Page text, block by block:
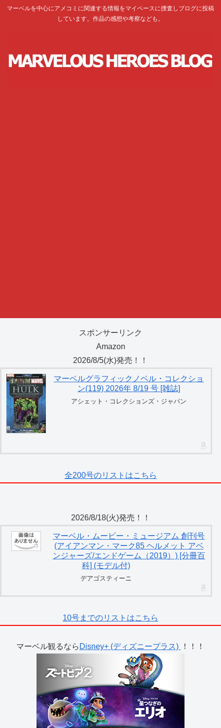
マーベルを中心にアメコミに関連する情報をマイペースに捜査しブログに投稿
しています。作品の感想や考察なども。
スポンサーリンク
Amazon
2026/8/5(水)発売！！
マーベルグラフィックノベル・コレクショ
ン(119) 2026年 8/19 号 [雑誌]
アシェット・コレクションズ・ジャパン
全200号のリストはこちら
2026/8/18(火)発売！！
マーベル・ムービー・ミュージアム 創刊号
(アイアンマン・マーク85 ヘルメット アベ
ンジャーズ/エンドゲーム（2019）) [分冊百
科] (モデル付)
デアゴスティーニ
10号までのリストはこちら
マーベル観るなら Disney+ (ディズニープラス) ！！！